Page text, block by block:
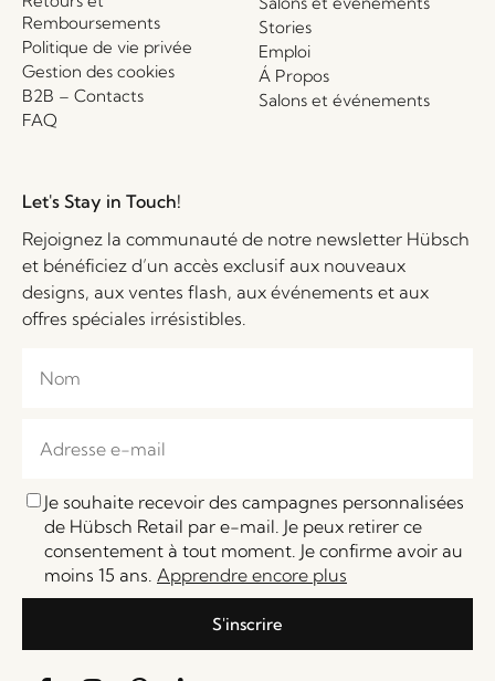
Remboursements
Politique de vie privée
Gestion des cookies
B2B – Contacts
FAQ
Stories
Emploi
Á Propos
Salons et événements
Let's Stay in Touch!
Rejoignez la communauté de notre newsletter Hübsch
et bénéficiez d’un accès exclusif aux nouveaux
designs, aux ventes flash, aux événements et aux
offres spéciales irrésistibles.
Je souhaite recevoir des campagnes personnalisées
de Hübsch Retail par e-mail. Je peux retirer ce
consentement à tout moment. Je confirme avoir au
moins 15 ans. Apprendre encore plus
S'inscrire